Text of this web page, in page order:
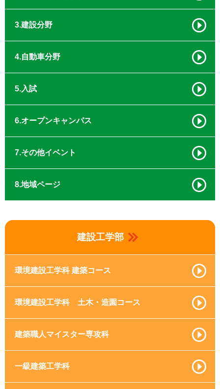
3.建設分野
4.自動車分野
5.入試
6.オープンキャンパス
7.その他イベント
8.地域ページ
建設工学部
環境建設工学科 建築コース
環境建設工学科 土木・造園コース
建築職人マイスター専攻科
一級建築工学科